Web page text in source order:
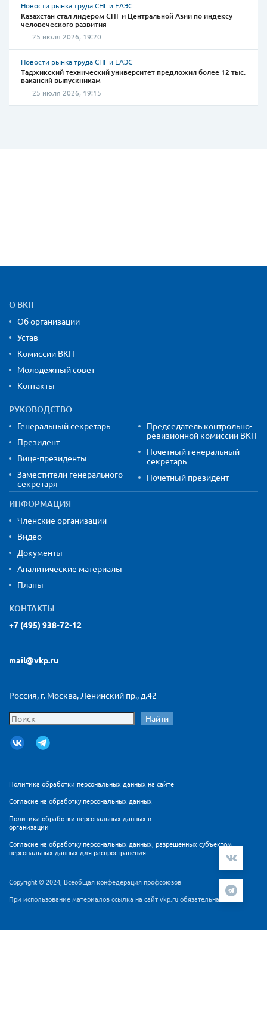
Новости рынка труда СНГ и ЕАЭС
Казахстан стал лидером СНГ и Центральной Азии по индексу
человеческого развития
25 июля 2026, 19:20
Новости рынка труда СНГ и ЕАЭС
Таджикский технический университет предложил более 12 тыс.
вакансий выпускникам
25 июля 2026, 19:15
Карта сайта и контактная
О ВКП
Об организации
Устав
Комиссии ВКП
Молодежный совет
Контакты
РУКОВОДСТВО
Генеральный секретарь
Президент
Вице-президенты
Заместители генерального
секретаря
Председатель контрольно-
ревизионной комиссии ВКП
Почетный генеральный
секретарь
Почетный президент
ИНФОРМАЦИЯ
Членские организации
Видео
Документы
Аналитические материалы
Планы
КОНТАКТЫ
+7 (495) 938-72-12
mail@vkp.ru
Россия, г. Москва, Ленинский пр., д.42
Найти
Политика обработки персональных данных на сайте
Согласие на обработку персональных данных
Политика обработки персональных данных в
организации
Согласие на обработку персональных данных, разрешенных субъектом
персональных данных для распространения
Copyright © 2024, Всеобщая конфедерация профсоюзов
При использование материалов ссылка на сайт vkp.ru обязательна